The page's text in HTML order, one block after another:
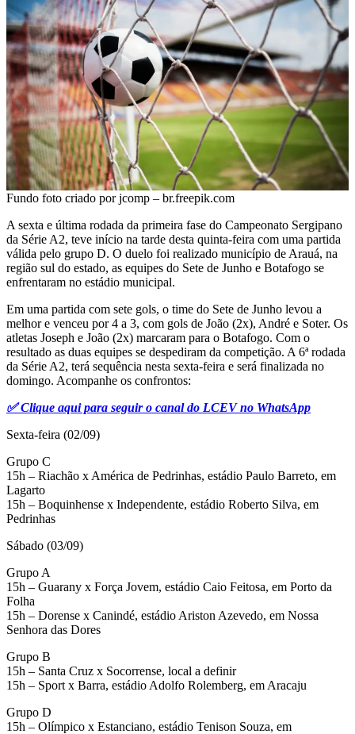
Fundo foto criado por jcomp – br.freepik.com
A sexta e última rodada da primeira fase do Campeonato Sergipano
da Série A2, teve início na tarde desta quinta-feira com uma partida
válida pelo grupo D. O duelo foi realizado município de Arauá, na
região sul do estado, as equipes do Sete de Junho e Botafogo se
enfrentaram no estádio municipal.
Em uma partida com sete gols, o time do Sete de Junho levou a
melhor e venceu por 4 a 3, com gols de João (2x), André e Soter. Os
atletas Joseph e João (2x) marcaram para o Botafogo. Com o
resultado as duas equipes se despediram da competição. A 6ª rodada
da Série A2, terá sequência nesta sexta-feira e será finalizada no
domingo. Acompanhe os confrontos:
✅ Clique aqui para seguir o canal do LCEV no WhatsApp
Sexta-feira (02/09)
Grupo C
15h – Riachão x América de Pedrinhas, estádio Paulo Barreto, em
Lagarto
15h – Boquinhense x Independente, estádio Roberto Silva, em
Pedrinhas
Sábado (03/09)
Grupo A
15h – Guarany x Força Jovem, estádio Caio Feitosa, em Porto da
Folha
15h – Dorense x Canindé, estádio Ariston Azevedo, em Nossa
Senhora das Dores
Grupo B
15h – Santa Cruz x Socorrense, local a definir
15h – Sport x Barra, estádio Adolfo Rolemberg, em Aracaju
Grupo D
15h – Olímpico x Estanciano, estádio Tenison Souza, em